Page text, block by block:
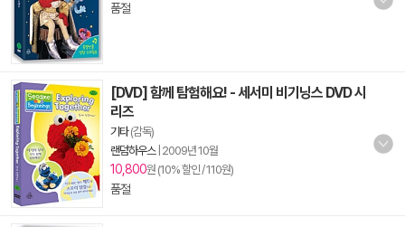
품절
[DVD] 함께 탐험해요! - 세서미 비기닝스 DVD 시
리즈
기타(감독)
랜덤하우스| 2009년 10월
10,800원 (10% 할인 / 110원)
품절